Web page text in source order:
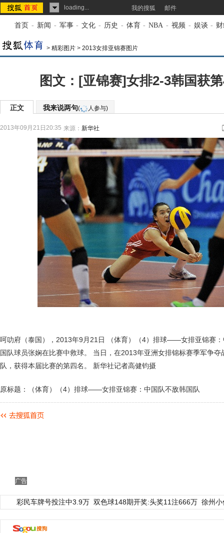
loading... 我的搜狐 邮件
首页 - 新闻 - 军事 - 文化 - 历史 - 体育 - NBA - 视频 - 娱谈 -
> 精彩图片 > 2013女排亚锦赛图片
图文：[亚锦赛]女排2-3韩国获
正文 我来说两句( 人参与)
2013年09月21日20:35 来源： 新华社
呵叻府（泰国），2013年9月21日 （体育）（4）排球——女排亚锦赛
国队球员张娴在比赛中救球。 当日，在2013年亚洲女排锦标赛季军争
队，获得本届比赛的第四名。 新华社记者高健钧摄
原标题：（体育）（4）排球——女排亚锦赛：中国队不敌韩国队
广告
彩民车牌号投注中3.9万 双色球148期开奖:头奖11注666万 徐州